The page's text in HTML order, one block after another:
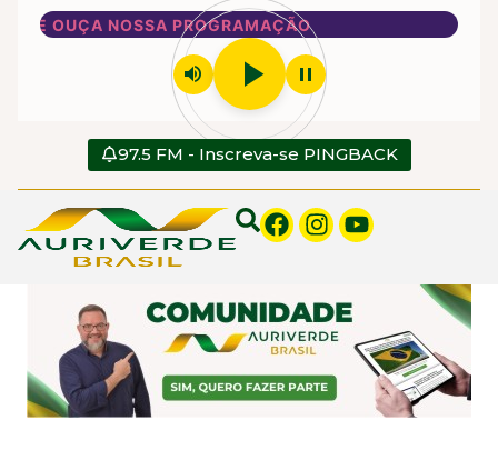
E OUÇA NOSSA PROGRAMAÇÃO
volume_up play_arrow pause
97.5 FM - Inscreva-se PINGBACK